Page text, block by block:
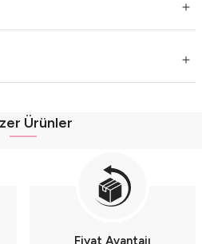
Ürünler
Yazlık Mavi Şort Takımı (9-12-18 Ay) -
Fiyat Avantajı